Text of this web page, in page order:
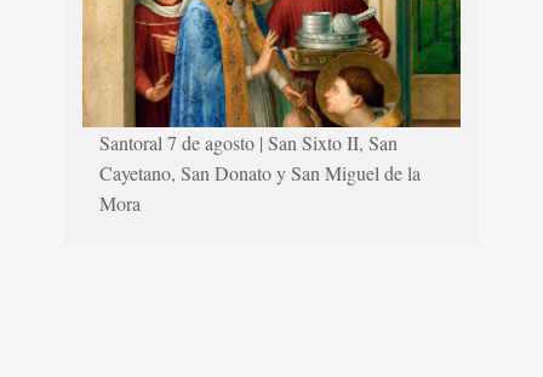
Santoral 7 de agosto | San Sixto II, San
Cayetano, San Donato y San Miguel de la
Mora